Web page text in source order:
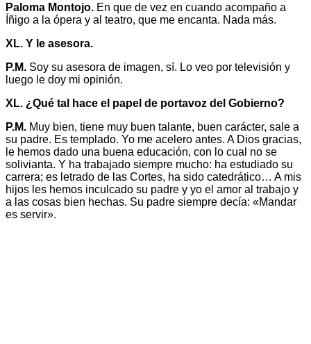
Paloma Montojo. En que de vez en cuando acompaño a
Íñigo a la ópera y al teatro, que me encanta. Nada más.
XL. Y le asesora.
P.M. Soy su asesora de imagen, sí. Lo veo por televisión y
luego le doy mi opinión.
XL. ¿Qué tal hace el papel de portavoz del Gobierno?
P.M. Muy bien, tiene muy buen talante, buen carácter, sale a
su padre. Es templado. Yo me acelero antes. A Dios gracias,
le hemos dado una buena educación, con lo cual no se
solivianta. Y ha trabajado siempre mucho: ha estudiado su
carrera; es letrado de las Cortes, ha sido catedrático… A mis
hijos les hemos inculcado su padre y yo el amor al trabajo y
a las cosas bien hechas. Su padre siempre decía: «Mandar
es servir».